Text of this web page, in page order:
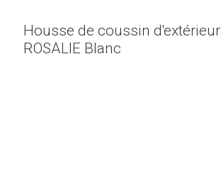
Housse de coussin d'extérieur
ROSALIE Blanc